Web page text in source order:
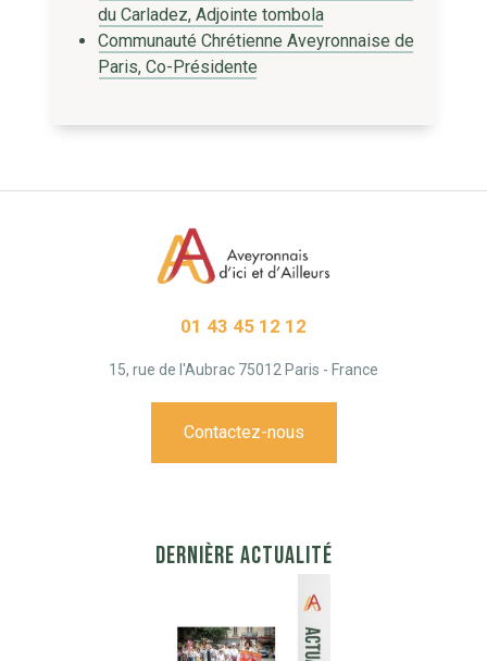
du Carladez, Adjointe tombola
Communauté Chrétienne Aveyronnaise de
Paris, Co-Présidente
01 43 45 12 12
15, rue de l'Aubrac 75012 Paris - France
Contactez-nous
DERNIÈRE ACTUALITÉ